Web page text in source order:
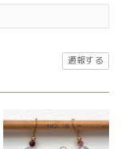
通報する